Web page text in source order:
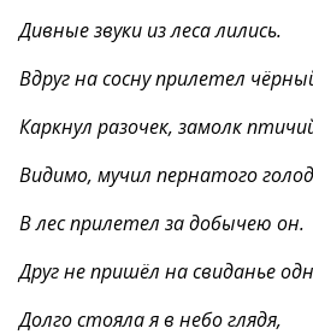
Дивные звуки из леса лились.
Вдруг на сосну прилетел
Каркнул разочек, замолк
Видимо, мучил пернатого
В лес прилетел за добычею он.
Друг не пришёл на свиданье
Долго стояла я в небо глядя,